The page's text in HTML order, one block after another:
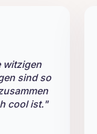
witzigen
sind so
cool ist."